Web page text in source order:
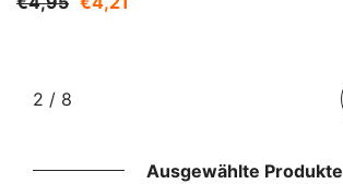
2 / von
8
Ausgewählte Produkte